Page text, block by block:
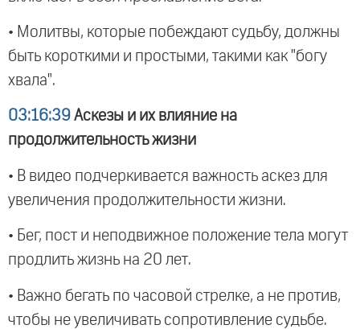
• Молитвы, которые побеждают судьбу, должны
быть короткими и простыми, такими как "богу
хвала".
03:16:39 Аскезы и их влияние на
продолжительность жизни
• В видео подчеркивается важность аскез для
увеличения продолжительности жизни.
• Бег, пост и неподвижное положение тела могут
продлить жизнь на 20 лет.
• Важно бегать по часовой стрелке, а не против,
чтобы не увеличивать сопротивление судьбе.